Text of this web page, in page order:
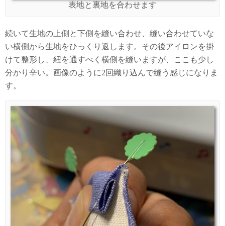
表地と裏地を合わせます
続いて生地の上側と下側を縫い合わせ、縫い合わせていな
い横側から生地をひっくり返します。その後アイロンを掛
けて整形し、紐を通すべく横側を縫いますが、ここも少し
分かり辛い。画像のように2回織り込んで縫う感じになりま
す。